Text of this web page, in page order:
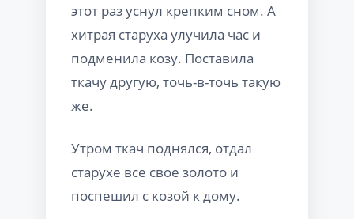
этот раз уснул крепким сном. А
хитрая старуха улучила час и
подменила козу. Поставила
ткачу другую, точь-в-точь такую
же.
Утром ткач поднялся, отдал
старухе все свое золото и
поспешил с козой к дому.